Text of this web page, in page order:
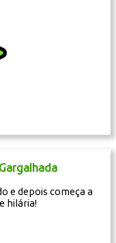
e depois começa a
hilária!